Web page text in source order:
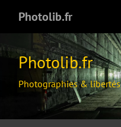
Photolib.fr
Photolib.fr
Photographies & libertés